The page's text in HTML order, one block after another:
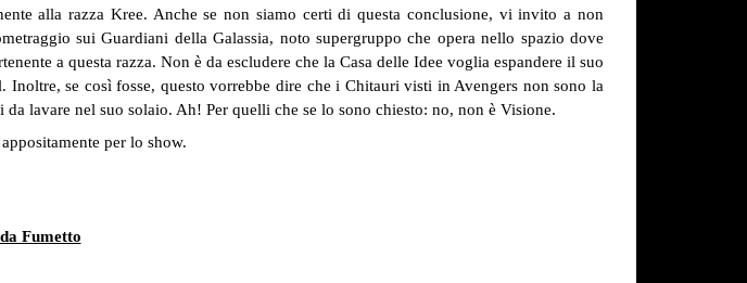
alla razza Kree. Anche se non siamo certi di questa conclusione, vi invito a non
sui Guardiani della Galassia, noto supergruppo che opera nello spazio dove
a questa razza. Non è da escludere che la Casa delle Idee voglia espandere il suo
se così fosse, questo vorrebbe dire che i Chitauri visti in Avengers non sono la
lavare nel suo solaio. Ah! Per quelli che se lo sono chiesto: no, non è Visione.
per lo show.
Fumetto